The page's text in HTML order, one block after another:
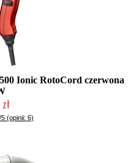
Ionic RotoCord czerwona
w 24h)
(opinii: 6)